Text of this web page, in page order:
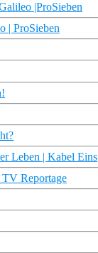
|ProSieben
| ProSieben
Leben | Kabel Eins
TV Reportage